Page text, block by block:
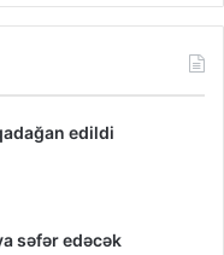
edildi
səfər edəcək